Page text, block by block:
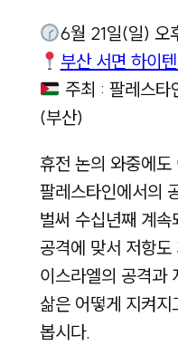
6월 21일(일) 오
부산 서면 하이
주최 : 팔레스타
(부산)
휴전 논의 와중에도
팔레스타인에서의
벌써 수십년째 계속
공격에 맞서 저항
이스라엘의 공격과
삶은 어떻게 지켜
봅시다.